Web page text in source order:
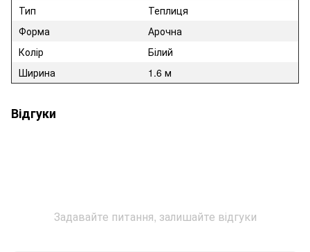
Тип
Теплиця
Форма
Арочна
Колір
Білий
Ширина
1.6 м
Відгуки
Задавайте питання, залишайте відгуки